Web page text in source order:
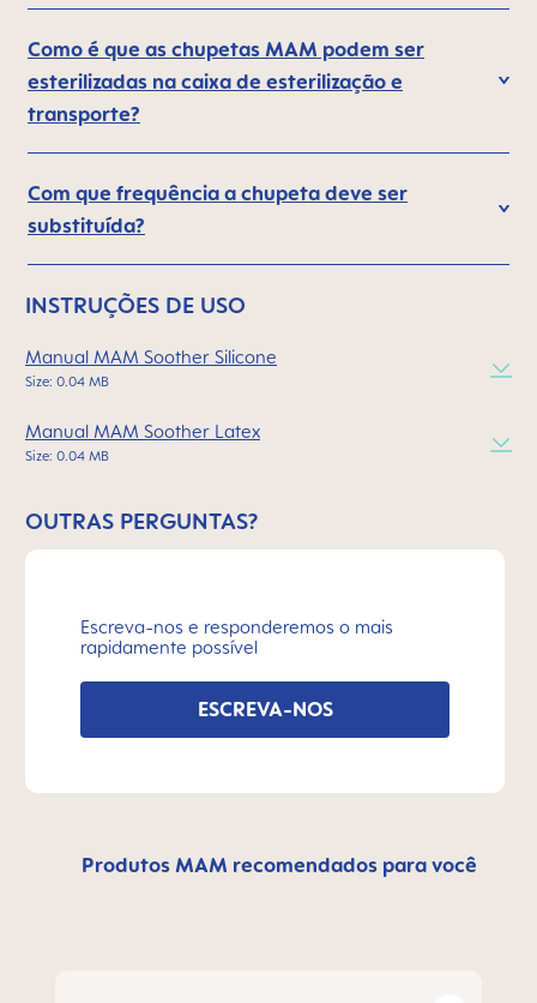
Como é que as chupetas MAM podem ser
esterilizadas na caixa de esterilização e
transporte?
Com que frequência a chupeta deve ser
substituída?
INSTRUÇÕES DE USO
Manual MAM Soother Silicone
Size: 0.04 MB
Manual MAM Soother Latex
Size: 0.04 MB
OUTRAS PERGUNTAS?
Escreva-nos e responderemos o mais
rapidamente possível
ESCREVA-NOS
Produtos MAM recomendados para você